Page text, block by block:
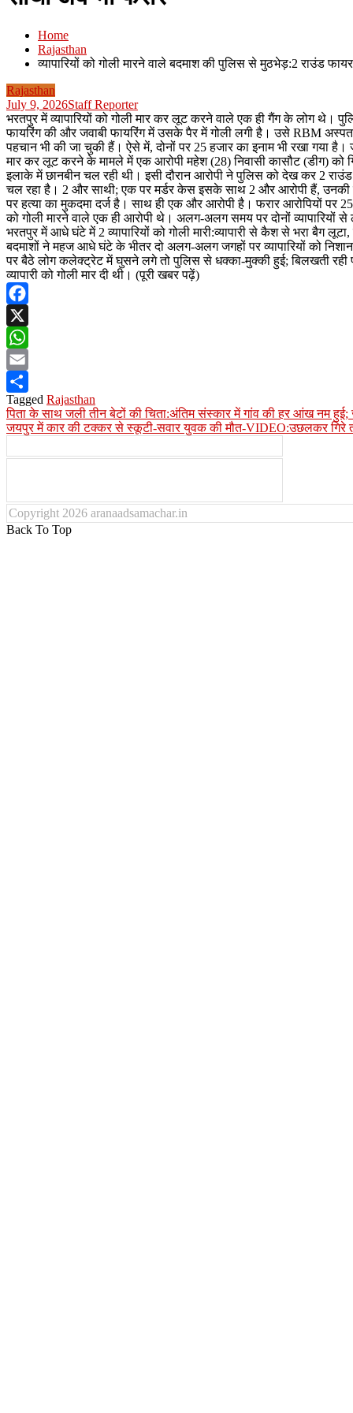
Home
Rajasthan
व्यापारियों को गोली मारने वाले बदमाश की पुलिस से मुठभेड़:2 राउंड
Rajasthan
July 9, 2026Staff Reporter
भरतपुर में व्यापारियों को गोली मार कर लूट करने वाले एक ही गैंग के लोग
फायरिंग की और जवाबी फायरिंग में उसके पैर में गोली लगी है। उसे RBM
पहचान भी की जा चुकी हैं। ऐसे में, दोनों पर 25 हजार का इनाम भी रखा गया है।
मार कर लूट करने के मामले में एक आरोपी महेश (28) निवासी कासौट (डीग) को
इलाके में छानबीन चल रही थी। इसी दौरान आरोपी ने पुलिस को देख कर 2
चल रहा है। 2 और साथी; एक पर मर्डर केस इसके साथ 2 और आरोपी हैं, उनकी
पर हत्या का मुकदमा दर्ज है। साथ ही एक और आरोपी है। फरार आरोपियों पर
को गोली मारने वाले एक ही आरोपी थे। अलग-अलग समय पर दोनों व्यापारियों से
भरतपुर में आधे घंटे में 2 व्यापारियों को गोली मारी:व्यापारी से कैश से भरा बैग
बदमाशों ने महज आधे घंटे के भीतर दो अलग-अलग जगहों पर व्यापारियों को
पर बैठे लोग कलेक्ट्रेट में घुसने लगे तो पुलिस से धक्का-मुक्की हुई; बिलखती रही
व्यापारी को गोली मार दी थी। (पूरी खबर पढ़ें)
Facebook
X
WhatsApp
Email
Share
Tagged Rajasthan
Post
navigation
पिता के साथ जली तीन बेटों की चिता:अंतिम संस्कार में गांव की हर आंख नम
जयपुर में कार की टक्कर से स्कूटी-सवार युवक की मौत-VIDEO:उछलकर गिरे
Copyright 2026 aranaadsamachar.in
Back To Top